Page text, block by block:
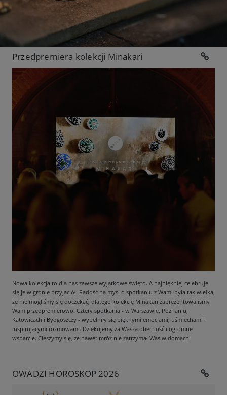
Przedpremiera kolekcji Minakari
Nowa kolekcja to dla nas zawsze wyjątkowe święto. A najpiękniej celebruje
się je w gronie przyjaciół. Radość na myśl o spotkaniu z Wami była tak wielka,
że nie mogliśmy się doczekać, dlatego kolekcję Minakari zaprezentowaliśmy
Wam przedpremierowo! Cztery spotkania - w Warszawie, Poznaniu,
Katowicach i Bydgoszczy - wypełniły się pięknymi emocjami, uśmiechami i
inspirującymi rozmowami. Dziękujemy za Waszą obecność i ogromne
wsparcie. Cieszymy się, że nawet mróz nie zatrzymał Was w domach!
OWADZI HOROSKOP 2026